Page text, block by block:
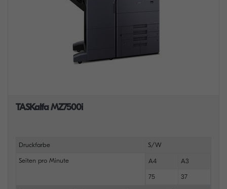
TASKalfa MZ7500i
Druckfarbe S/W
Seiten pro Minute A4 A3
75 37